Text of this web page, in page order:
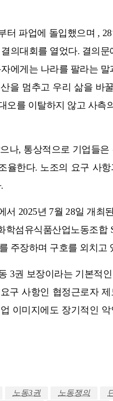
터 파업에 돌입했으며 ,
의대회를 열었다. 결의
에게는 나라를 팔라는
을 멈추고 우리 삶을 바
오를 이탈하지 않고 사측
나, 통상적으로 기업들
율한다. 노조의 요구 사
2025년 7월 28일 개최
학섬유식품산업노동조합
주장하며 구호를 외치고
3권 보장이라는 기본적
구 사항인 협정근로자
이미지에도 장기적인
노동3권 노동쟁의